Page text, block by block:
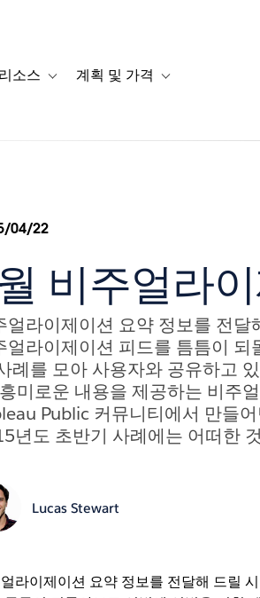
for 고객 스토리
sub-navigation for 솔루션
리소스 Toggle sub-navigation for 리소스
계획 및 가격 Toggle sub-
04/22
비주얼라
얼라이제이션 요약 정보를 전
얼라이제이션 피드를 틈틈이
례를 모아 사용자와 공유하고
미로운 내용을 제공하는 비주
Public 커뮤니티에서 만들
년도 초반기 사례에는 어떠한
Lucas Stewart
라이제이션 요약 정보를 전달해 드릴